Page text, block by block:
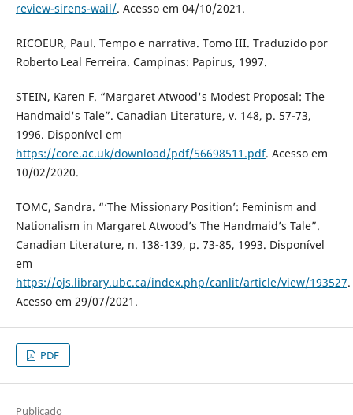
review-sirens-wail/. Acesso em 04/10/2021.
RICOEUR, Paul. Tempo e narrativa. Tomo III. Traduzido por
Roberto Leal Ferreira. Campinas: Papirus, 1997.
STEIN, Karen F. “Margaret Atwood's Modest Proposal: The
Handmaid's Tale”. Canadian Literature, v. 148, p. 57-73,
1996. Disponível em
https://core.ac.uk/download/pdf/56698511.pdf. Acesso em
10/02/2020.
TOMC, Sandra. “‘The Missionary Position’: Feminism and
Nationalism in Margaret Atwood’s The Handmaid’s Tale”.
Canadian Literature, n. 138-139, p. 73-85, 1993. Disponível
em
https://ojs.library.ubc.ca/index.php/canlit/article/view/193527.
Acesso em 29/07/2021.
PDF
Publicado